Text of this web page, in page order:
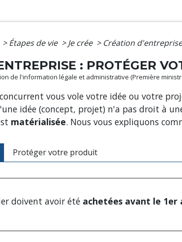
> Étapes de vie > Je crée > Création
: PROTÉGER
de l'information légale et administrative (Première
vous vole votre idée ou votre
idée (concept, projet) n'a pas droit à
matérialisée. Nous vous expliquons
Protéger votre produit
doivent avoir été achetées avant le 1er